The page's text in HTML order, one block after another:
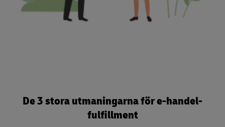
De 3 stora utmaningarna för e-handel-
fulfillment